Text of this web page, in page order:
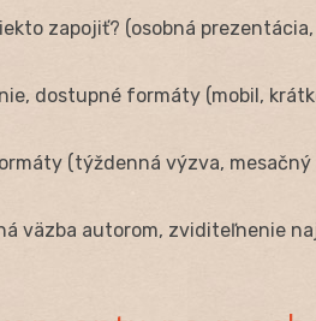
zapojiť? (osobná
dostupné formáty (mobil,
(týždenná výzva, mesačný
väzba autorom, zviditeľnenie